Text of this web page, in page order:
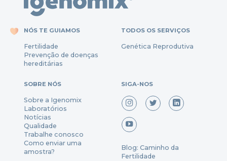
NÓS TE GUIAMOS
Fertilidade
Prevenção dedoenças
hereditárias
TODOS OS SERVIÇOS
Genética Reprodutiva
SOBRE NÓS
Sobre a Igenomix
Laboratórios
Notícias
Qualidade
Trabalhe conosco
Como enviar uma
amostra?
SIGA-NOS
Blog: Caminho da
Fertilidade